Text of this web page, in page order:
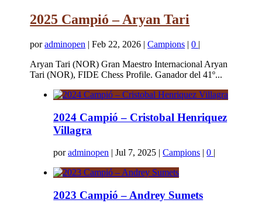
2025 Campió – Aryan Tari
poradminopen |Feb 22, 2026 |Campions |0 |
Aryan Tari (NOR) Gran Maestro Internacional Aryan
Tari (NOR), FIDE Chess Profile. Ganador del 41º...
2024 Campió – Cristobal Henriquez
Villagra
poradminopen |Jul 7, 2025 |Campions |0 |
2023 Campió – Andrey Sumets